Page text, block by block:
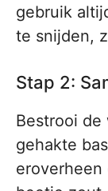
gebruik
te snijden,
Stap 2:
Bestrooi de
gehakte
eroverheen